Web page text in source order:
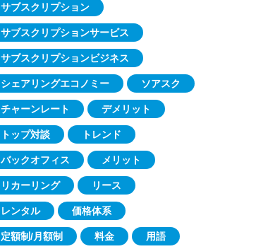
サブスクリプション
サブスクリプションサービス
サブスクリプションビジネス
シェアリングエコノミー ソアスク
チャーンレート デメリット
トップ対談 トレンド
バックオフィス メリット
リカーリング リース
レンタル 価格体系
定額制/月額制 料金 用語